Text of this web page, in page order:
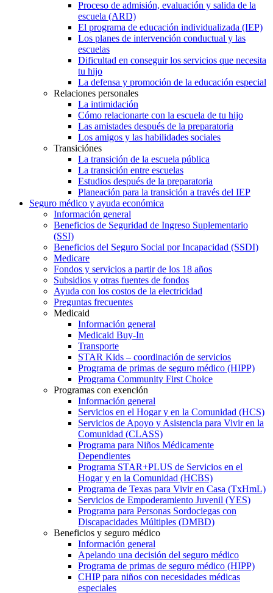
Proceso de admisión, evaluación y salida de la
escuela (ARD)
El programa de educación individualizada (IEP)
Los planes de intervención conductual y las
escuelas
Dificultad en conseguir los servicios que necesita
tu hijo
La defensa y promoción de la educación especial
Relaciones personales
La intimidación
Cómo relacionarte con la escuela de tu hijo
Las amistades después de la preparatoria
Los amigos y las habilidades sociales
Transiciónes
La transición de la escuela pública
La transición entre escuelas
Estudios después de la preparatoria
Planeación para la transición a través del IEP
Seguro médico y ayuda económica
Información general
Beneficios de Seguridad de Ingreso Suplementario
(SSI)
Beneficios del Seguro Social por Incapacidad (SSDI)
Medicare
Fondos y servicios a partir de los 18 años
Subsidios y otras fuentes de fondos
Ayuda con los costos de la electricidad
Preguntas frecuentes
Medicaid
Información general
Medicaid Buy-In
Transporte
STAR Kids – coordinación de servicios
Programa de primas de seguro médico (HIPP)
Programa Community First Choice
Programas con exención
Información general
Servicios en el Hogar y en la Comunidad (HCS)
Servicios de Apoyo y Asistencia para Vivir en la
Comunidad (CLASS)
Programa para Niños Médicamente
Dependientes
Programa STAR+PLUS de Servicios en el
Hogar y en la Comunidad (HCBS)
Programa de Texas para Vivir en Casa (TxHmL)
Servicios de Empoderamiento Juvenil (YES)
Programa para Personas Sordociegas con
Discapacidades Múltiples (DMBD)
Beneficios y seguro médico
Información general
Apelando una decisión del seguro médico
Programa de primas de seguro médico (HIPP)
CHIP para niños con necesidades médicas
especiales